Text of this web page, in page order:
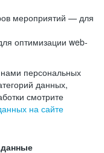
мероприятий — для
оптимизации web-
персональных
данных,
смотрите
на сайте